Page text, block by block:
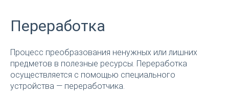
Переработка
Процесс преобразования ненужных или лишних
предметов в полезные ресурсы. Переработка
осуществляется с помощью специального
устройства — переработчика.